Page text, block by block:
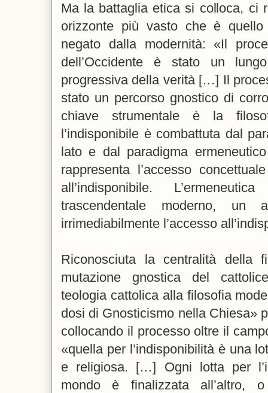
Ma la battaglia etica si colloca, ci
orizzonte più vasto che è
negato dalla modernità: «Il
dell’Occidente è stato un
progressiva della verità […] Il
stato un percorso gnostico di
chiave strumentale è la
l’indisponibile è combattuta dal
lato e dal paradigma
rappresenta l’accesso
all’indisponibile.
trascendentale moderno, un
irrimediabilmente l’accesso
Riconosciuta la centralità della
mutazione gnostica del
teologia cattolica alla filosofia
dosi di Gnosticismo nella Chiesa»
collocando il processo oltre il
«quella per l’indisponibilità è una
e religiosa. […] Ogni lotta per
mondo è finalizzata all’altro,